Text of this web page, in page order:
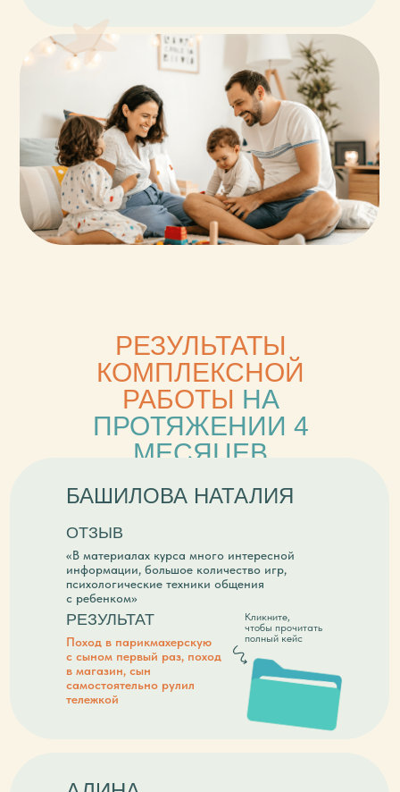
РЕЗУЛЬТАТЫ
КОМПЛЕКСНОЙ
РАБОТЫ НА
ПРОТЯЖЕНИИ 4
МЕСЯЦЕВ
БАШИЛОВА НАТАЛИЯ
Кликните,
чтобы прочитать
полный кейс
ОТЗЫВ
«В материалах курса много интересной
информации, большое количество игр,
психологические техники общения
с ребенком»
РЕЗУЛЬТАТ
Поход в парикмахерскую
с сыном первый раз, поход
в магазин, сын
самостоятельно рулил
тележкой